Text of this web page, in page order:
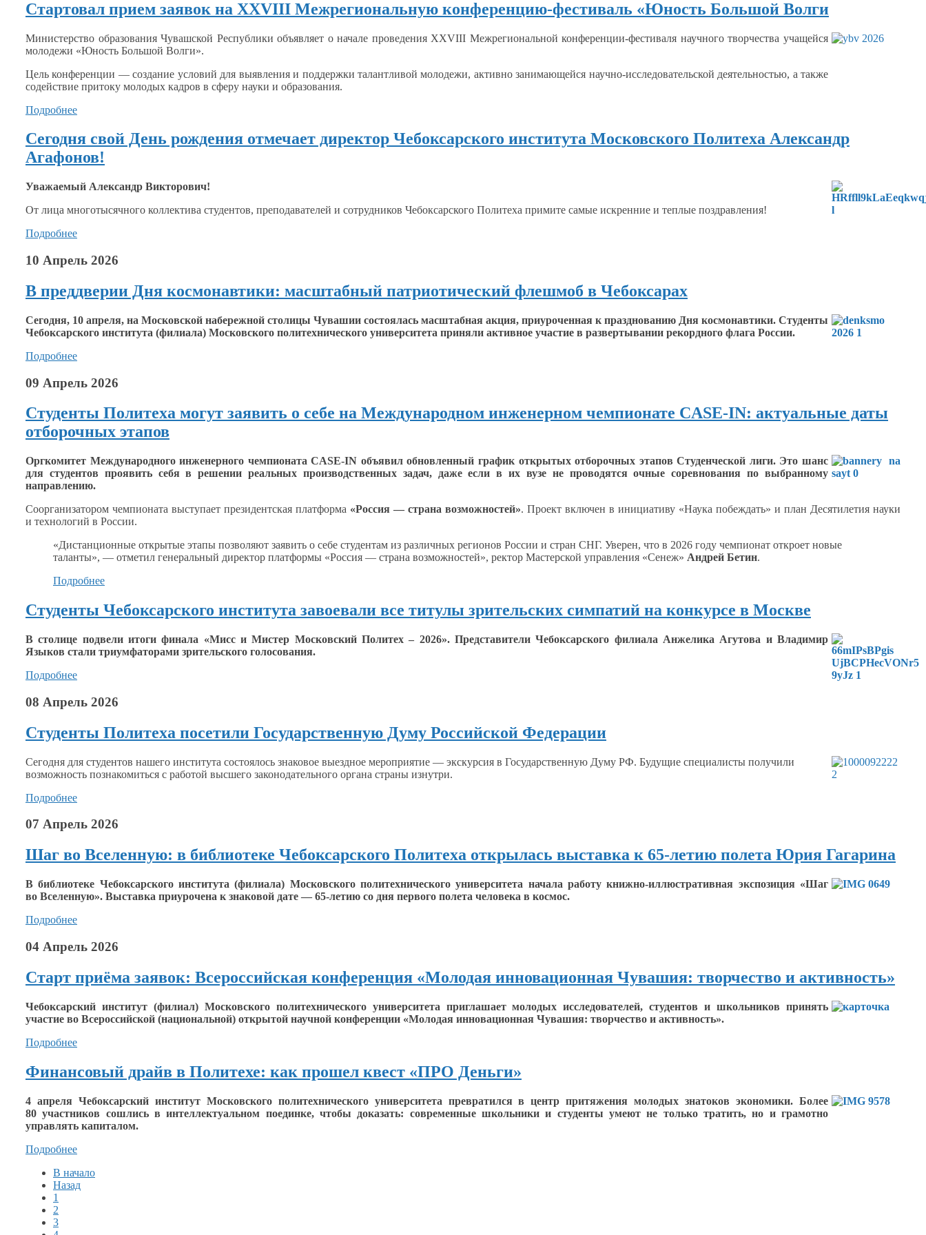
Стартовал прием заявок на XXVIII Межрегиональную конференцию-фестиваль «Юность Большой Волги
Министерство образования Чувашской Республики объявляет о начале проведения XXVIII Межрегиональной конференции-фестиваля научного творчества учащейся
молодежи «Юность Большой Волги».
Цель конференции — создание условий для выявленияи поддержки талантливой молодежи, активно занимающейся научно-исследовательской деятельностью, а также
содействие притоку молодых кадров в сферу науки и образования.
Подробнее
Сегодня свой День рождения отмечает директор Чебоксарского института Московского Политеха Александр
Агафонов!
Уважаемый Александр Викторович!
От лица многотысячного коллектива студентов, преподавателей и сотрудников Чебоксарского Политеха примите самые искренние и теплые поздравления!
Подробнее
10 Апрель 2026
В преддверии Дня космонавтики: масштабный патриотический флешмоб в Чебоксарах
Сегодня, 10 апреля, на Московской набережной столицы Чувашии состоялась масштабная акция, приуроченная к празднованию Дня космонавтики. Студенты
Чебоксарского института (филиала) Московского политехнического университета приняли активное участие в развертывании рекордного флага России.
Подробнее
09 Апрель 2026
Студенты Политеха могут заявить о себе на Международном инженерном чемпионате CASE-IN: актуальные даты
отборочных этапов
Оргкомитет Международного инженерного чемпионатаCASE-IN объявил обновленный график открытых отборочных этапов Студенческой лиги. Это шанс
для студентов проявить себяв решении реальных производственных задач, даже если вих вузе не проводятсяочные соревнования по выбранному
направлению.
Соорганизатором чемпионата выступает президентская платформа «Россия — страна возможностей». Проект включен в инициативу «Наука побеждать» и план Десятилетия науки
и технологий в России.
«Дистанционные открытые этапы позволяют заявить о себе студентам из различных регионов России и стран СНГ. Уверен, что в 2026 году чемпионат откроет новые
таланты», — отметил генеральный директор платформы «Россия — страна возможностей», ректор Мастерской управления «Сенеж» Андрей Бетин.
Подробнее
Студенты Чебоксарского института завоевали все титулы зрительских симпатий на конкурсе в Москве
В столице подвели итоги финала «Мисс и Мистер Московский Политех – 2026». Представители Чебоксарского филиала Анжелика Агутова и Владимир
Языков стали триумфаторами зрительского голосования.
Подробнее
08 Апрель 2026
Студенты Политеха посетили Государственную Думу Российской Федерации
Сегодня для студентов нашего института состоялось знаковое выездное мероприятие — экскурсия в Государственную Думу РФ. Будущие специалисты получили
возможность познакомиться с работой высшего законодательного органа страны изнутри.
Подробнее
07 Апрель 2026
Шаг во Вселенную: в библиотеке Чебоксарского Политеха открылась выставка к 65-летию полета Юрия Гагарина
В библиотеке Чебоксарского института (филиала) Московского политехнического университета начала работу книжно-иллюстративная экспозиция «Шаг
во Вселенную». Выставка приурочена к знаковой дате — 65-летию со дня первого полета человека в космос.
Подробнее
04 Апрель 2026
Старт приёма заявок: Всероссийская конференция «Молодая инновационная Чувашия: творчество и активность»
Чебоксарский институт (филиал) Московского политехнического университета приглашает молодых исследователей, студентови школьников принять
участие во Всероссийской (национальной) открытой научной конференции «Молодая инновационная Чувашия: творчество и активность».
Подробнее
Финансовый драйв в Политехе: как прошел квест «ПРО Деньги»
4 апреля Чебоксарский институт Московского политехнического университета превратилсяв центр притяжения молодых знатоков экономики. Более
80 участников сошлисьв интеллектуальном поединке, чтобы доказать: современные школьникии студенты умеютне толькотратить, но и грамотно
управлять капиталом.
Подробнее
В начало
Назад
1
2
3